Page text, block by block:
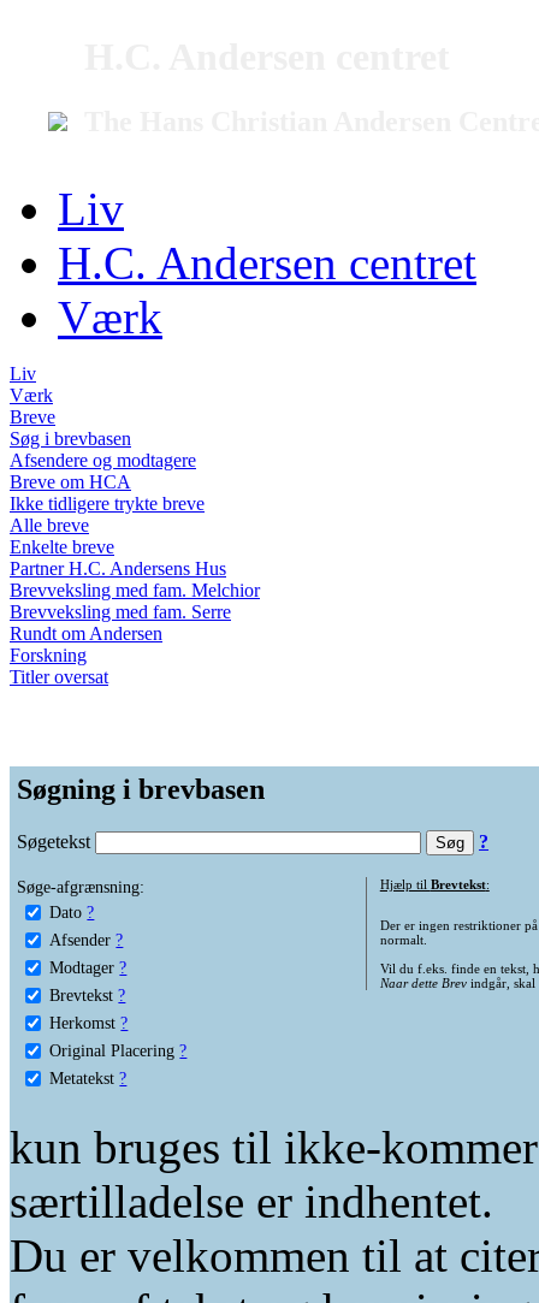
Liv
H.C. Andersen centret
Værk
Liv
Værk
Breve
Søg i brevbasen
Afsendere og modtagere
Breve om HCA
Ikke tidligere trykte breve
Alle breve
Enkelte breve
Partner H.C. Andersens Hus
Brevveksling med fam. Melchior
Brevveksling med fam. Serre
Rundt om Andersen
Forskning
Titler oversat
Søgning i brevbasen
Søgetekst ?
Søge-afgrænsning:
Dato ?
Afsender ?
Modtager ?
Brevtekst ?
Herkomst ?
Original Placering ?
Metatekst ?
Hjælp til Brevtekst:
Der er ingen restriktioner
normalt.
Vil du f.eks. finde en tekst,
Naar dette Brevindgår, skal
kun bruges til ikke-
særtilladelse er indhentet.
Du er velkommen til at